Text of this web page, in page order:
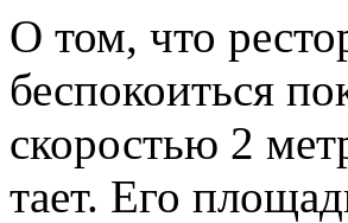
О том, что
беспокоиться
скоростью 2
тает. Его